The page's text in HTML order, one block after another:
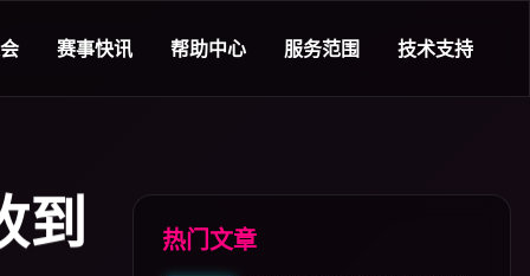
赛事快讯 帮助中心 服务范围 技术支持
到 热门文章